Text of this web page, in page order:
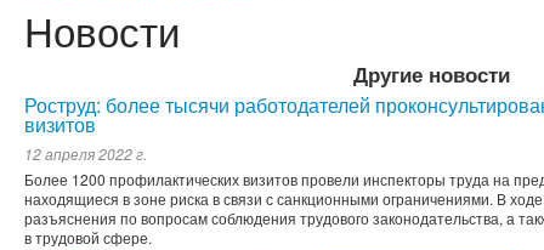
Новости
Другие новости
Роструд: более тысячи работодателей
визитов
12 апреля 2022 г.
Более 1200 профилактических визитов провели инспекторы труда на
находящиеся в зоне риска в связи с санкционными ограничениями. В
разъяснения по вопросам соблюдения трудового законодательства, а
в трудовой сфере.